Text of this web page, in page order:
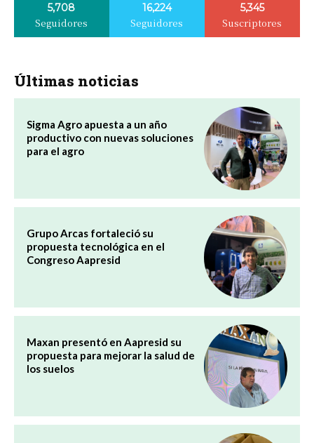
5,708
Seguidores
16,224
Seguidores
5,345
Suscriptores
Últimas noticias
Sigma Agro apuesta a un año
productivo con nuevas soluciones
para el agro
Grupo Arcas fortaleció su
propuesta tecnológica en el
Congreso Aapresid
Maxan presentó en Aapresid su
propuesta para mejorar la salud de
los suelos